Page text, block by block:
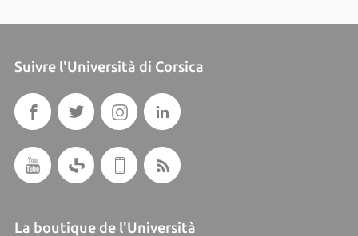
Suivre l'Università di Corsica
La boutique de l'Università